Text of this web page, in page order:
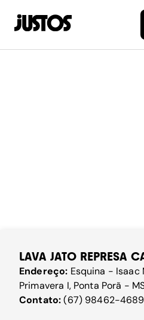
LAVA JATO REPRESA
Endereço: Esquina - Isaac
Primavera I, Ponta Porã -
Contato:(67) 98462-4689